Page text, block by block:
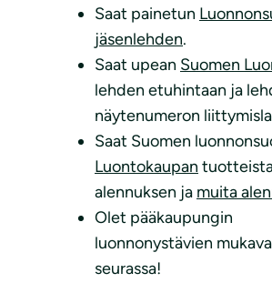
Saat painetun
jäsenlehden.
Saat upean Suomen
lehden etuhintaan ja
näytenumeron
Saat Suomen
Luontokaupan
alennuksen ja muita
Olet pääkaupungin
luonnonystävien
seurassa!